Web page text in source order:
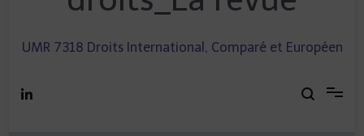
UMR 7318 Droits International, Comparé et Européen